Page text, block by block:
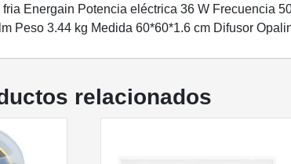
Energain Potencia eléctrica 36 W Frecuencia
Peso 3.44 kg Medida 60*60*1.6 cm Difusor
relacionados